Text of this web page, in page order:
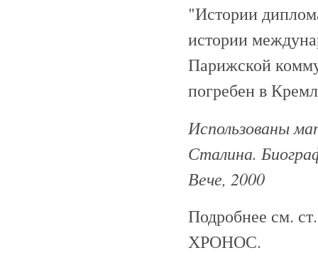
"Истории
истории
Парижской
погребен в
Использованы
Сталина.
Вече, 2000
Подробнее см.
ХРОНОС.